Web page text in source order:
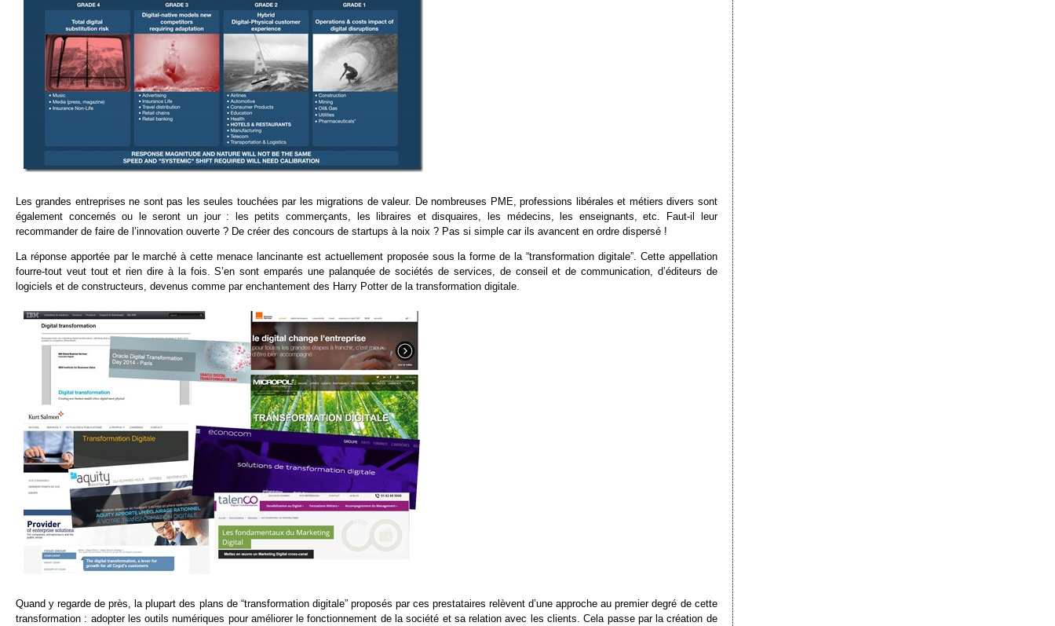
Les grandes entreprises ne sont pas les seules touchées par les migrations de valeur. De nombreuses PME, professions libérales et métiers divers sont
également concernés ou le seront un jour : les petits commerçants, les libraires et disquaires, les médecins, les enseignants, etc. Faut-il leur
recommander de faire de l’innovation ouverte ? De créer des concours de startups à la noix ? Pas si simple car ils avancent en ordre dispersé !
La réponse apportée par le marché à cette menace lancinante est actuellement proposée sous la forme de la “transformation digitale”. Cette appellation
fourre-tout veut tout et rien dire à la fois. S’en sont emparés une palanquée de sociétés de services, de conseil et de communication, d’éditeurs de
logiciels et de constructeurs, devenus comme par enchantement des Harry Potter de la transformation digitale.
Quand y regarde de près, la plupart des plans de “transformation digitale” proposés par ces prestataires relèvent d’une approche au premier degré de cette
transformation : adopter les outils numériques pour améliorer le fonctionnement de la société et sa relation avec les clients. Cela passe par la création de